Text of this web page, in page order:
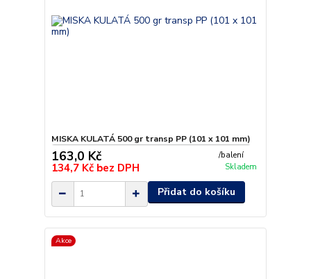
MISKA KULATÁ 500 gr transp PP (101 x 101 mm)
163,0 Kč /balení
134,7 Kč bez DPH Skladem
Přidat do košíku
Akce